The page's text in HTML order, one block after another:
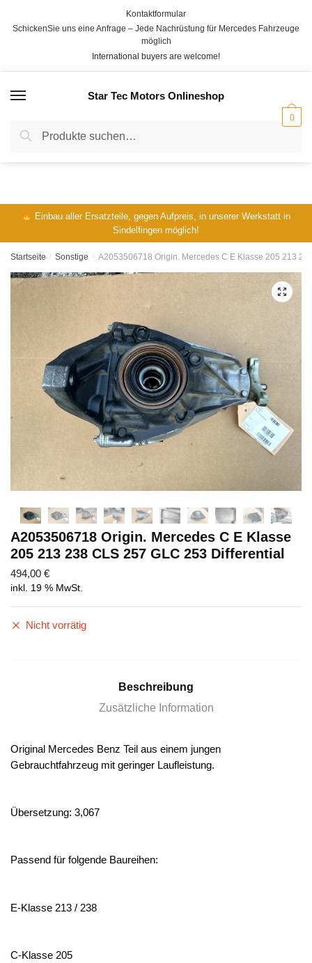
Kontaktformular
SchickenSie uns eine Anfrage – Jede Nachrüstung für Mercedes Fahrzeuge
möglich
International buyers are welcome!
Star Tec Motors Onlineshop
Suche
nach:
Suche
0
Einbau aller Ersatzteile, gegen Aufpreis, in unserer Werkstatt in
Sindelfingen möglich!
Startseite / Sonstige / A2053506718 Origin. Mercedes C E Klasse 205 213
A2053506718 Origin. Mercedes C E Klasse
205 213 238 CLS 257 GLC 253 Differential
494,00 €
inkl. 19 % MwSt.
Nicht vorrätig
V
a
N
a
h
n
m
Abschicken
Beschreibung
Zusätzliche Information
Original Mercedes Benz Teil aus einem jungen
Gebrauchtfahrzeug mit geringer Laufleistung.
Übersetzung: 3,067
Passend für folgende Baureihen:
E-Klasse 213 / 238
C-Klasse 205